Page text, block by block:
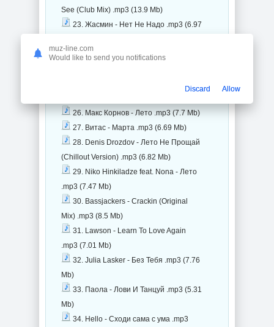
See (Club Mix) .mp3 (13.9 Mb)
23. Жасмин - Нет Не Надо .mp3 (6.97
24. Neal Love - Из Моей Мечты .mp3
26. Макс Корнов - Лето .mp3 (7.7 Mb)
27. Витас - Марта .mp3 (6.69 Mb)
28. Denis Drozdov - Лето Не Прощай
(Chillout Version) .mp3 (6.82 Mb)
29. Niko Hinkiladze feat. Nona - Лето
.mp3 (7.47 Mb)
30. Bassjackers - Crackin (Original
Mix) .mp3 (8.5 Mb)
31. Lawson - Learn To Love Again
.mp3 (7.01 Mb)
32. Julia Lasker - Без Тебя .mp3 (7.76
Mb)
33. Паола - Лови И Танцуй .mp3 (5.31
Mb)
34. Hello - Сходи сама с ума .mp3
muz-line.com
Would like to send you notifications
Discard Allow